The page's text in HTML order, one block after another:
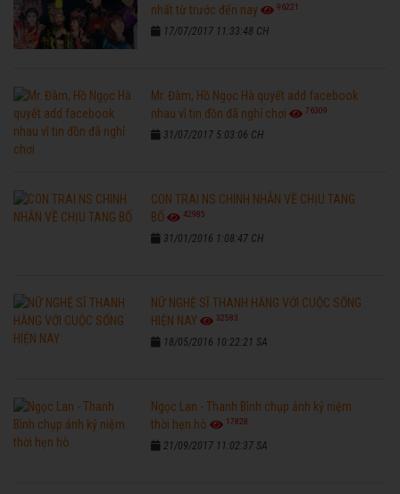
nhất từ trước đến nay
96221
17/07/2017 11:33:48 CH
Mr. Đàm, Hồ Ngọc Hà quyết add facebook
nhau vì tin đồn đã nghỉ chơi
76309
31/07/2017 5:03:06 CH
CON TRAI NS CHINH NHẪN VỀ CHỊU TANG
BỐ
42985
31/01/2016 1:08:47 CH
NỮ NGHỆ SĨ THANH HẰNG VỚI CUỘC SỐNG
HIỆN NAY
32583
18/05/2016 10:22:21 SA
Ngọc Lan - Thanh Bình chụp ảnh kỷ niệm
thời hẹn hò
17828
21/09/2017 11:02:37 SA